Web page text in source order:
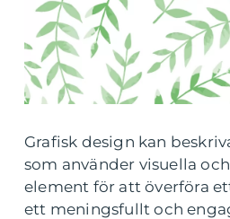
Grafisk design kan
som använder visuella
element för att överföra
ett meningsfullt och